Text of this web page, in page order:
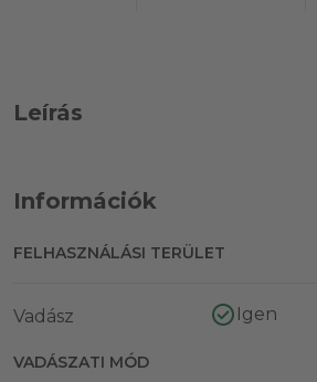
Leírás
Információk
FELHASZNÁLÁSI TERÜLET
Vadász Igen
VADÁSZATI MÓD